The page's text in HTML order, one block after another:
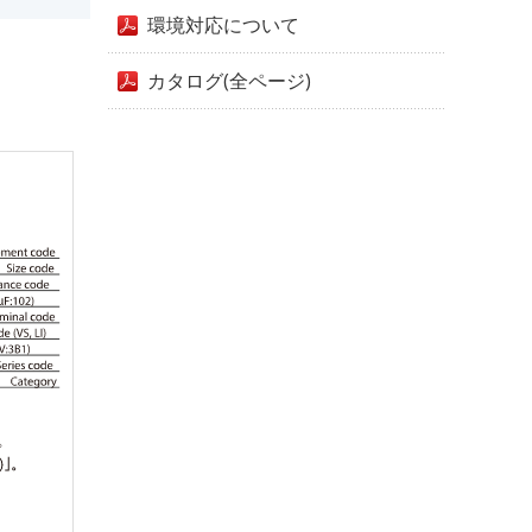
環境対応について
カタログ(全ページ)